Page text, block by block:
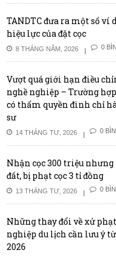
TANDTC đưa ra một số ví
hiệu lực của đặt cọc
8 THÁNG NĂM, 2026 0
Vượt quá giới hạn điều
nghề nghiệp – Trường
có thẩm quyền đình chỉ
sư
14 THÁNG TƯ, 2026 0
Nhận cọc 300 triệu
đất, bị phạt cọc 3 tỉ đồng
13 THÁNG TƯ, 2026 0
Những thay đổi về xử
nghiệp du lịch cần lưu ý từ
2026